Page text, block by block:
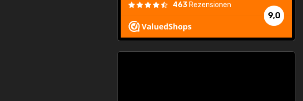
9,0
463 Rezensionen